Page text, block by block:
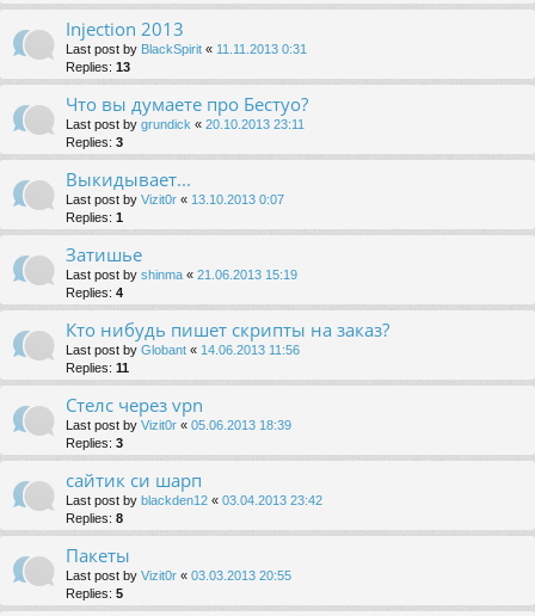
Injection 2013
Last post by BlackSpirit « 11.11.2013 0:31
Replies: 13
Что вы думаете про Бестуо?
Last post by grundick « 20.10.2013 23:11
Replies: 3
Выкидывает...
Last post by Vizit0r « 13.10.2013 0:07
Replies: 1
Затишье
Last post by shinma « 21.06.2013 15:19
Replies: 4
Кто нибудь пишет скрипты на заказ?
Last post by Globant « 14.06.2013 11:56
Replies: 11
Стелс через vpn
Last post by Vizit0r « 05.06.2013 18:39
Replies: 3
сайтик си шарп
Last post by blackden12 « 03.04.2013 23:42
Replies: 8
Пакеты
Last post by Vizit0r « 03.03.2013 20:55
Replies: 5